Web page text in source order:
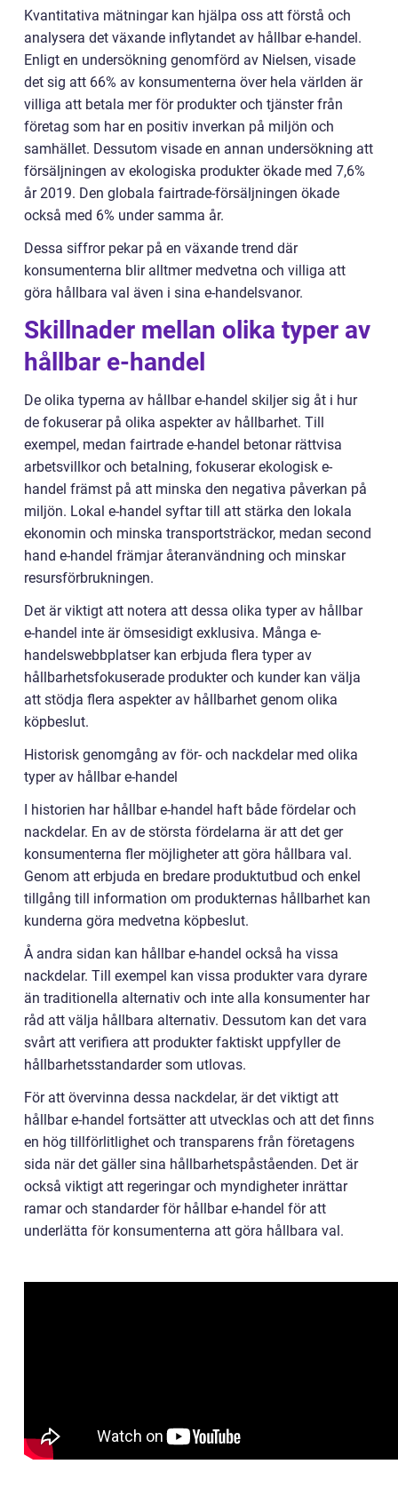
Kvantitativa mätningar kan hjälpa oss att förstå och
analysera det växande inflytandet av hållbar e-handel.
Enligt en undersökning genomförd av Nielsen, visade
det sig att 66% av konsumenterna över hela världen är
villiga att betala mer för produkter och tjänster från
företag som har en positiv inverkan på miljön och
samhället. Dessutom visade en annan undersökning att
försäljningen av ekologiska produkter ökade med 7,6%
år 2019. Den globala fairtrade-försäljningen ökade
också med 6% under samma år.
Dessa siffror pekar på en växande trend där
konsumenterna blir alltmer medvetna och villiga att
göra hållbara val även i sina e-handelsvanor.
Skillnader mellan olika typer av
hållbar e-handel
De olika typerna av hållbar e-handel skiljer sig åt i hur
de fokuserar på olika aspekter av hållbarhet. Till
exempel, medan fairtrade e-handel betonar rättvisa
arbetsvillkor och betalning, fokuserar ekologisk e-
handel främst på att minska den negativa påverkan på
miljön. Lokal e-handel syftar till att stärka den lokala
ekonomin och minska transportsträckor, medan second
hand e-handel främjar återanvändning och minskar
resursförbrukningen.
Det är viktigt att notera att dessa olika typer av hållbar
e-handel inte är ömsesidigt exklusiva. Många e-
handelswebbplatser kan erbjuda flera typer av
hållbarhetsfokuserade produkter och kunder kan välja
att stödja flera aspekter av hållbarhet genom olika
köpbeslut.
Historisk genomgång av för- och nackdelar med olika
typer av hållbar e-handel
I historien har hållbar e-handel haft både fördelar och
nackdelar. En av de största fördelarna är att det ger
konsumenterna fler möjligheter att göra hållbara val.
Genom att erbjuda en bredare produktutbud och enkel
tillgång till information om produkternas hållbarhet kan
kunderna göra medvetna köpbeslut.
Å andra sidan kan hållbar e-handel också ha vissa
nackdelar. Till exempel kan vissa produkter vara dyrare
än traditionella alternativ och inte alla konsumenter har
råd att välja hållbara alternativ. Dessutom kan det vara
svårt att verifiera att produkter faktiskt uppfyller de
hållbarhetsstandarder som utlovas.
För att övervinna dessa nackdelar, är det viktigt att
hållbar e-handel fortsätter att utvecklas och att det finns
en hög tillförlitlighet och transparens från företagens
sida när det gäller sina hållbarhetspåståenden. Det är
också viktigt att regeringar och myndigheter inrättar
ramar och standarder för hållbar e-handel för att
underlätta för konsumenterna att göra hållbara val.